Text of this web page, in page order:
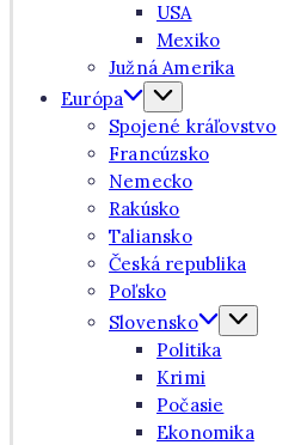
USA
Mexiko
Južná Amerika
Európa
Spojené kráľovstvo
Francúzsko
Nemecko
Rakúsko
Taliansko
Česká republika
Poľsko
Slovensko
Politika
Krimi
Počasie
Ekonomika